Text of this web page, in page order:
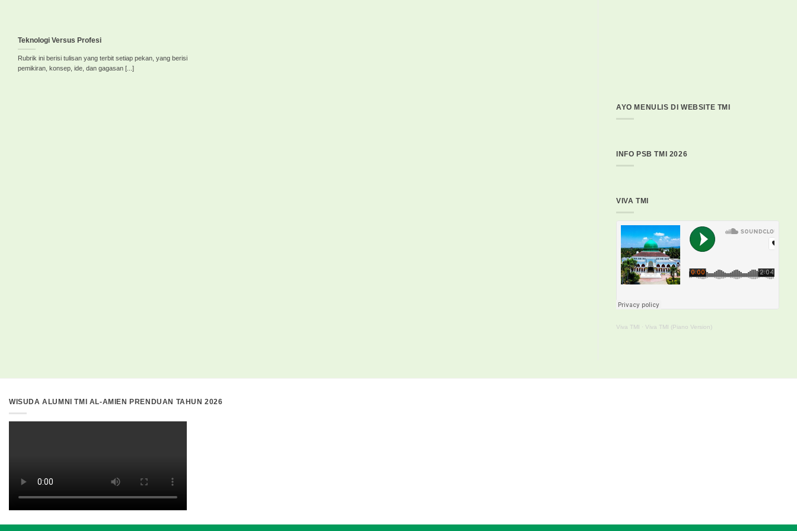
Teknologi Versus Profesi
Rubrik ini berisi tulisan yang terbit setiap pekan, yang berisi
pemikiran, konsep, ide, dan gagasan [...]
AYO MENULIS DI WEBSITE TMI
INFO PSB TMI 2026
VIVA TMI
Viva TMI · Viva TMI (Piano Version)
WISUDA ALUMNI TMI AL-AMIEN PRENDUAN TAHUN 2026